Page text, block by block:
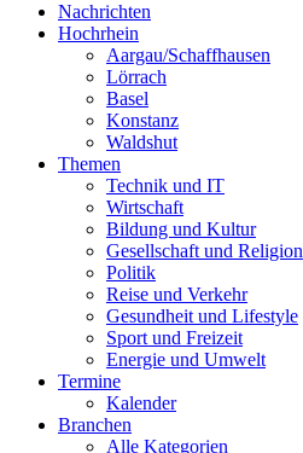
Nachrichten
Hochrhein
Aargau/Schaffhausen
Lörrach
Basel
Konstanz
Waldshut
Themen
Technik und IT
Wirtschaft
Bildung und Kultur
Gesellschaft und Religion
Politik
Reise und Verkehr
Gesundheit und Lifestyle
Sport und Freizeit
Energie und Umwelt
Termine
Kalender
Branchen
Alle Kategorien